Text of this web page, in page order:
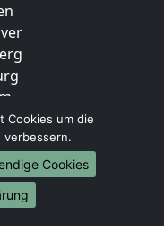
Cookies um die
verbessern.
Cookies